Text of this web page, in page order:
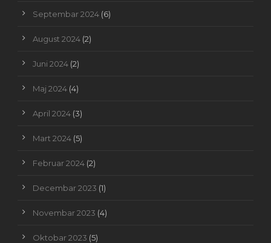
Septembar 2024 (6)
August 2024 (2)
Juni 2024 (2)
Maj 2024 (4)
April 2024 (3)
Mart 2024 (5)
Februar 2024 (2)
Decembar 2023 (1)
Novembar 2023 (4)
Oktobar 2023 (5)